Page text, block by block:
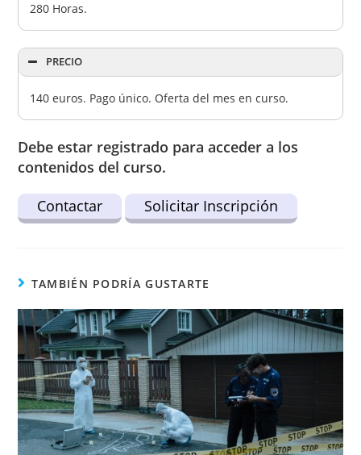
280 Horas.
PRECIO
140 euros. Pago único. Oferta del mes en curso.
Debe estar registrado para acceder a los
contenidos del curso.
Contactar
Solicitar Inscripción
TAMBIÉN PODRÍA GUSTARTE